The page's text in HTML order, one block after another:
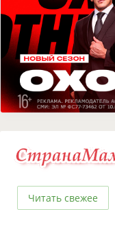
Читать свежее